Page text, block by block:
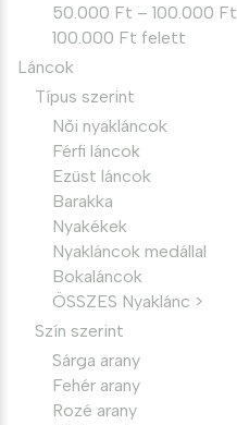
50.000 Ft – 100.000 Ft
100.000 Ft felett
Láncok
Típus szerint
Női nyakláncok
Férfi láncok
Ezüst láncok
Barakka
Nyakékek
Nyakláncok medállal
Bokaláncok
ÖSSZES Nyaklánc >
Szín szerint
Sárga arany
Fehér arany
Rozé arany